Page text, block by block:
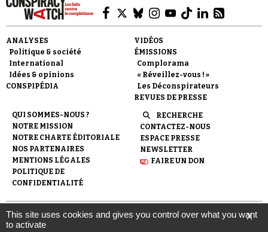
ANALYSES
Politique & société
International
Idées & opinions
CONSPIPÉDIA
VIDÉOS
ÉMISSIONS
Complorama
« Réveillez-vous ! »
Les Déconspirateurs
REVUES DE PRESSE
QUI SOMMES-NOUS ?
NOTRE MISSION
NOTRE CHARTE ÉDITORIALE
NOS PARTENAIRES
MENTIONS LÉGALES
POLITIQUE DE
CONFIDENTIALITÉ
RECHERCHE
CONTACTEZ-NOUS
ESPACE PRESSE
NEWSLETTER
FAIRE UN DON
© 2007-2026Conspiracy Watch| Une réalisation de
l'Observatoire du conspirationnisme (association loi de 1901) avec
X
This site uses cookies and gives you control over what you want
to activate